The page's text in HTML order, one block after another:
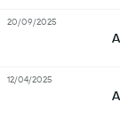
20/09/2025
12/04/2025